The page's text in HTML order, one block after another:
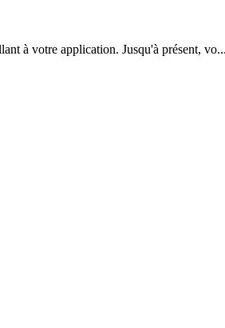
à votre application. Jusqu'à présent, vo...